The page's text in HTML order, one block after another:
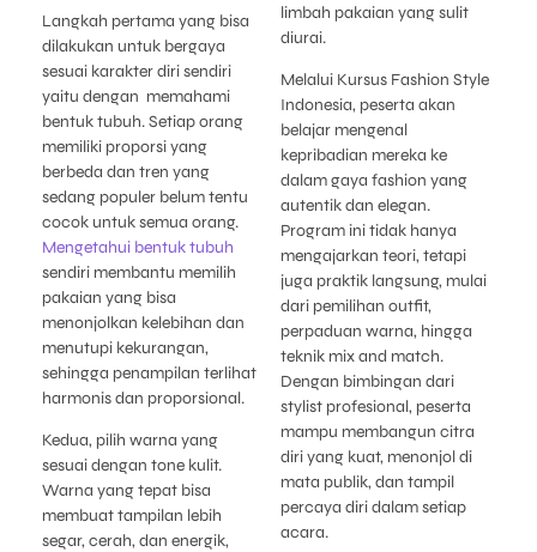
Langkah pertama yang bisa
dilakukan untuk bergaya
sesuai karakter diri sendiri
yaitu dengan memahami
bentuk tubuh. Setiap orang
memiliki proporsi yang
berbeda dan tren yang
sedang populer belum tentu
cocok untuk semua orang.
Mengetahui bentuk tubuh
sendiri membantu memilih
pakaian yang bisa
menonjolkan kelebihan dan
menutupi kekurangan,
sehingga penampilan terlihat
harmonis dan proporsional.
Kedua, pilih warna yang
sesuai dengan tone kulit.
Warna yang tepat bisa
membuat tampilan lebih
segar, cerah, dan energik,
limbah pakaian yang sulit
diurai.
Melalui Kursus Fashion Style
Indonesia, peserta akan
belajar mengenal
kepribadian mereka ke
dalam gaya fashion yang
autentik dan elegan.
Program ini tidak hanya
mengajarkan teori, tetapi
juga praktik langsung, mulai
dari pemilihan outfit,
perpaduan warna, hingga
teknik mix and match.
Dengan bimbingan dari
stylist profesional, peserta
mampu membangun citra
diri yang kuat, menonjol di
mata publik, dan tampil
percaya diri dalam setiap
acara.